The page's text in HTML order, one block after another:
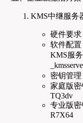
KMS中继服务
硬件要求
软件配置
KMS服
密钥管理
家庭版密
TQ3dv
专业版密
R7X64